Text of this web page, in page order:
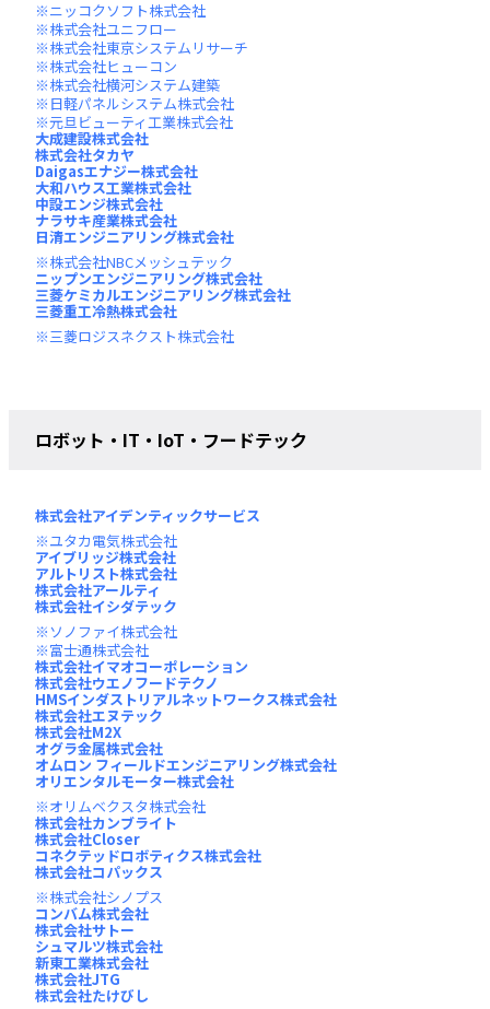
ニッコクソフト株式会社
株式会社ユニフロー
株式会社東京システムリサーチ
株式会社ヒューコン
株式会社横河システム建築
日軽パネルシステム株式会社
元旦ビューティ工業株式会社
大成建設株式会社
株式会社タカヤ
Daigasエナジー株式会社
大和ハウス工業株式会社
中設エンジ株式会社
ナラサキ産業株式会社
日清エンジニアリング株式会社
株式会社NBCメッシュテック
ニップンエンジニアリング株式会社
三菱ケミカルエンジニアリング株式会社
三菱重工冷熱株式会社
三菱ロジスネクスト株式会社
ロボット・IT・IoT・フードテック
株式会社アイデンティックサービス
ユタカ電気株式会社
アイブリッジ株式会社
アルトリスト株式会社
株式会社アールティ
株式会社イシダテック
ソノファイ株式会社
富士通株式会社
株式会社イマオコーポレーション
株式会社ウエノフードテクノ
HMSインダストリアルネットワークス株式会社
株式会社エヌテック
株式会社M2X
オグラ金属株式会社
オムロン フィールドエンジニアリング株式会社
オリエンタルモーター株式会社
オリムベクスタ株式会社
株式会社カンブライト
株式会社Closer
コネクテッドロボティクス株式会社
株式会社コパックス
株式会社シノプス
コンバム株式会社
株式会社サトー
シュマルツ株式会社
新東工業株式会社
株式会社JTG
株式会社たけびし